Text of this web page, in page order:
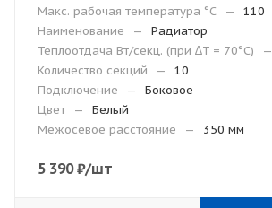
Макc. рабочая температура °С
—
110
Наименование
—
Радиатор
Теплоотдача Вт/секц. (при ∆T = 70°C)
—
Количество секций
—
10
Подключение
—
Боковое
Цвет
—
Белый
Межосевое расстояние
— 350 мм
5 390₽/шт